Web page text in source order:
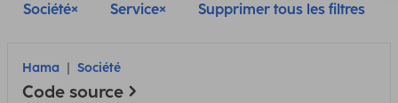
Société Service Supprimer tous les filtres
Hama Société
Code source